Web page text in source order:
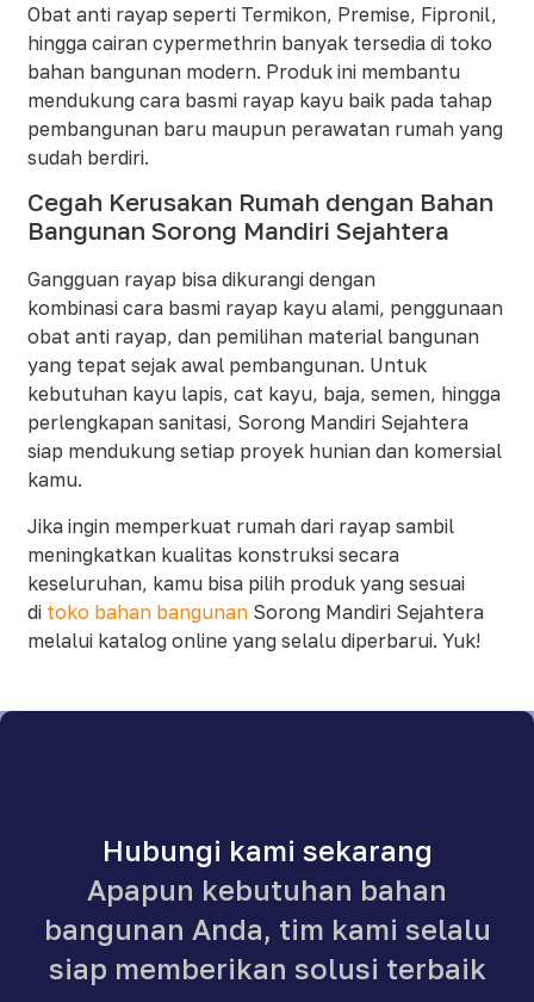
Obat anti rayap seperti Termikon, Premise, Fipronil,
hingga cairan cypermethrin banyak tersedia di toko
bahan bangunan modern. Produk ini membantu
mendukung cara basmi rayap kayu baik pada tahap
pembangunan baru maupun perawatan rumah yang
sudah berdiri.​
Cegah Kerusakan Rumah dengan Bahan
Bangunan Sorong Mandiri Sejahtera
Gangguan rayap bisa dikurangi dengan
kombinasi cara basmi rayap kayu alami, penggunaan
obat anti rayap, dan pemilihan material bangunan
yang tepat sejak awal pembangunan. Untuk
kebutuhan kayu lapis, cat kayu, baja, semen, hingga
perlengkapan sanitasi, Sorong Mandiri Sejahtera
siap mendukung setiap proyek hunian dan komersial
kamu.​
Jika ingin memperkuat rumah dari rayap sambil
meningkatkan kualitas konstruksi secara
keseluruhan, kamu bisa pilih produk yang sesuai
di toko bahan bangunan Sorong Mandiri Sejahtera
melalui katalog online yang selalu diperbarui. Yuk!
Hubungi kami sekarang
Apapun kebutuhan bahan
bangunan Anda, tim kami selalu
siap memberikan solusi terbaik